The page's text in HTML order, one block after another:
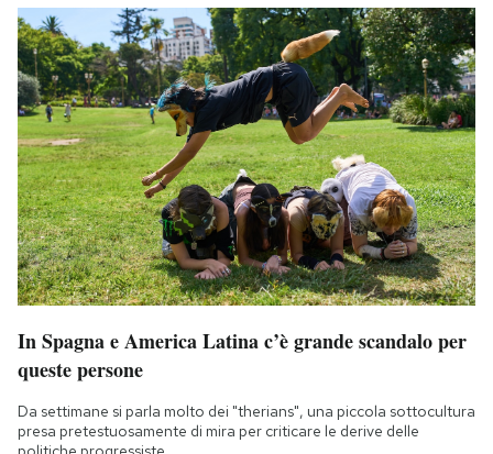
In Spagna e America Latina c’è grande scandalo per
queste persone
Da settimane si parla molto dei "therians", una piccola sottocultura
presa pretestuosamente di mira per criticare le derive delle